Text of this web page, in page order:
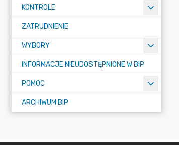
KONTROLE
ZATRUDNIENIE
WYBORY
INFORMACJE NIEUDOSTĘPNIONE W BIP
POMOC
ARCHIWUM BIP